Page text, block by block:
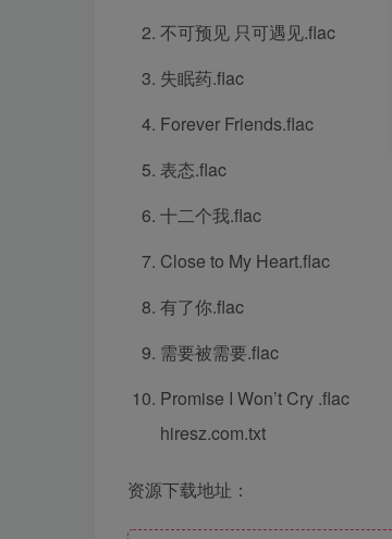
不可预见 只可遇见.flac
失眠药.flac
Forever Friends.flac
表态.flac
十二个我.flac
Close to My Heart.flac
有了你.flac
需要被需要.flac
Promise I Won’t Cry .flac
hiresz.com.txt
资源下载地址：